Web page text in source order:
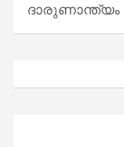
ദാരുണാന്ത്യം